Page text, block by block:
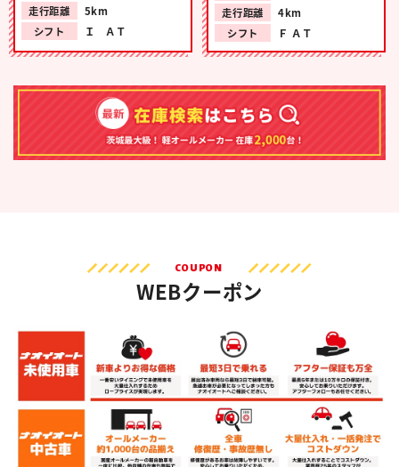
走行距離
5km
シフト
Ｉ ＡＴ
走行距離
4km
シフト
Ｆ ＡＴ
COUPON
WEBクーポン